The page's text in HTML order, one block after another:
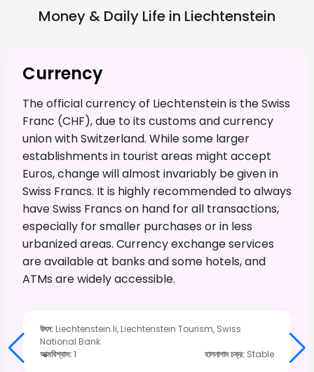
Money & Daily Life in Liechtenstein
Currency
The official currency of Liechtenstein is the Swiss
Franc (CHF), due to its customs and currency
union with Switzerland. While some larger
establishments in tourist areas might accept
Euros, change will almost invariably be given in
Swiss Francs. It is highly recommended to always
have Swiss Francs on hand for all transactions,
especially for smaller purchases or in less
urbanized areas. Currency exchange services
are available at banks and some hotels, and
ATMs are widely accessible.
উৎস: Liechtenstein.li, Liechtenstein Tourism, Swiss
National Bank
আত্মবিশ্বাস:1 হালনাগাদ চক্র: Stable